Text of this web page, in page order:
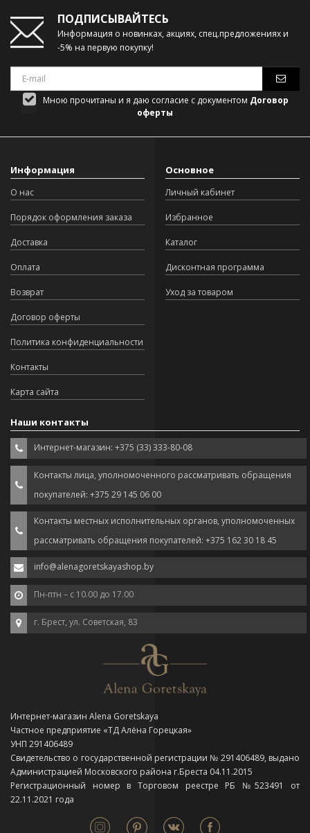
ПОДПИСЫВАЙТЕСЬ
Информация о новинках, акциях, спец.предложениях и
-5% на первую покупку!
Мною прочитаны и я даю согласие с документом Договор
оферты
Информация
О нас
Порядок оформления заказа
Доставка
Оплата
Возврат
Договор оферты
Политика конфиденциальности
Контакты
Карта сайта
Основное
Личный кабинет
Избранное
Каталог
Дисконтная программа
Уход за товаром
Наши контакты
Интернет-магазин: +375 (33) 333-80-08
Контакты лица, уполномоченного рассматривать обращения
покупателей: +375 29 145 06 00
Контакты местных исполнительных органов, уполномоченных
рассматривать обращения покупателей: +375 162 30 18 45
info@alenagoretskayashop.by
Пн-птн – с 10.00 до 17.00
г. Брест, ул. Советская, 83
Интернет-магазин Alena Goretskaya
Частное предприятие «ТД Алёна Горецкая»
УНП 291406489
Свидетельство о государственной регистрации № 291406489, выдано
Администрацией Московского района г.Бреста 04.11.2015
Регистрационный номер в Торговом реестре РБ №523491 от
22.11.2021 года